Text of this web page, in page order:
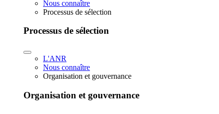
Nous connaître
Processus de sélection
Processus de sélection
L'ANR
Nous connaître
Organisation et gouvernance
Organisation et gouvernance